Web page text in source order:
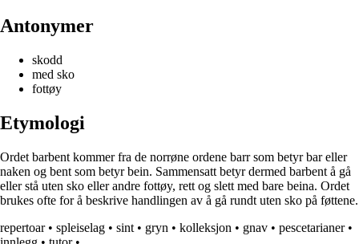
Antonymer
skodd
med sko
fottøy
Etymologi
Ordet barbent kommer fra de norrøne ordene barr som betyr bar eller
naken og bent som betyr bein. Sammensatt betyr dermed barbent å gå
eller stå uten sko eller andre fottøy, rett og slett med bare beina. Ordet
brukes ofte for å beskrive handlingen av å gå rundt uten sko på føttene.
repertoar• spleiselag • sint • gryn • kolleksjon • gnav • pescetarianer•